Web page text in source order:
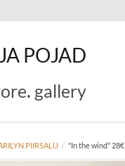
JA POJAD
. gallery
PIIRSALU / "In the wind" 28€